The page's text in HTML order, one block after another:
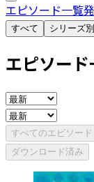
エピソード一覧
すべて シリーズ別
エピソード
すべてのエピソード
ダウンロード済み